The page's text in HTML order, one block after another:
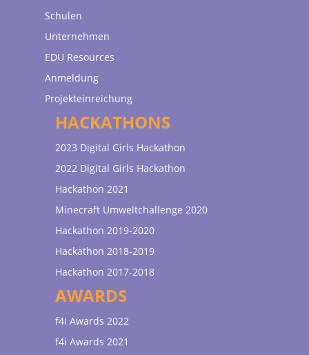
Schulen
Unternehmen
EDU Resources
Anmeldung
Projekteinreichung
HACKATHONS
2023 Digital Girls Hackathon
2022 Digital Girls Hackathon
Hackathon 2021
Minecraft Umweltchallenge 2020
Hackathon 2019-2020
Hackathon 2018-2019
Hackathon 2017-2018
AWARDS
f4i Awards 2022
f4i Awards 2021